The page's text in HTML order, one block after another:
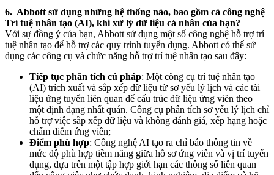
6. Abbott sử dụng những hệ thống nào, bao gồm cả công nghệ
Trí tuệ nhân tạo (AI), khi xử lý dữ liệu cá nhân của bạn?
Với sự đồng ý của bạn, Abbott sử dụng một số công nghệ hỗ trợ trí
tuệ nhân tạo để hỗ trợ các quy trình tuyển dụng. Abbott có thể sử
dụng các công cụ và chức năng hỗ trợ trí tuệ nhân tạo sau đây:
Tiếp tục phân tích cú pháp: Một công cụ trí tuệ nhân tạo
(AI) trích xuất và sắp xếp dữ liệu từ sơ yếu lý lịch và các tài
liệu ứng tuyển liên quan để cấu trúc dữ liệu ứng viên theo
một định dạng nhất quán. Công cụ phân tích sơ yếu lý lịch chỉ
hỗ trợ việc sắp xếp dữ liệu và không đánh giá, xếp hạng hoặc
chấm điểm ứng viên;
Điểm phù hợp: Công nghệ AI tạo ra chỉ báo thông tin về
mức độ phù hợp tiềm năng giữa hồ sơ ứng viên và vị trí tuyển
dụng, dựa trên một tập hợp giới hạn các thông số liên quan